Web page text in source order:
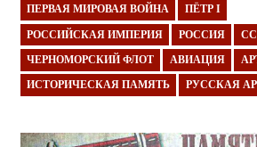
ПЕРВАЯ МИРОВАЯ ВОЙНА ПЁТР I
РОССИЙСКАЯ ИМПЕРИЯ РОССИЯ
ЧЕРНОМОРСКИЙ ФЛОТ АВИАЦИЯ
ИСТОРИЧЕСКАЯ ПАМЯТЬ РУССКАЯ